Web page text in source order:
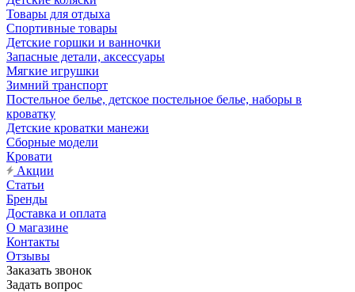
Товары для отдыха
Спортивные товары
Детские горшки и ванночки
Запасные детали, аксессуары
Мягкие игрушки
Зимний транспорт
Постельное белье, детское постельное белье, наборы в
кроватку
Детские кроватки манежи
Сборные модели
Кровати
Акции
Статьи
Бренды
Доставка и оплата
О магазине
Контакты
Отзывы
Заказать звонок
Задать вопрос